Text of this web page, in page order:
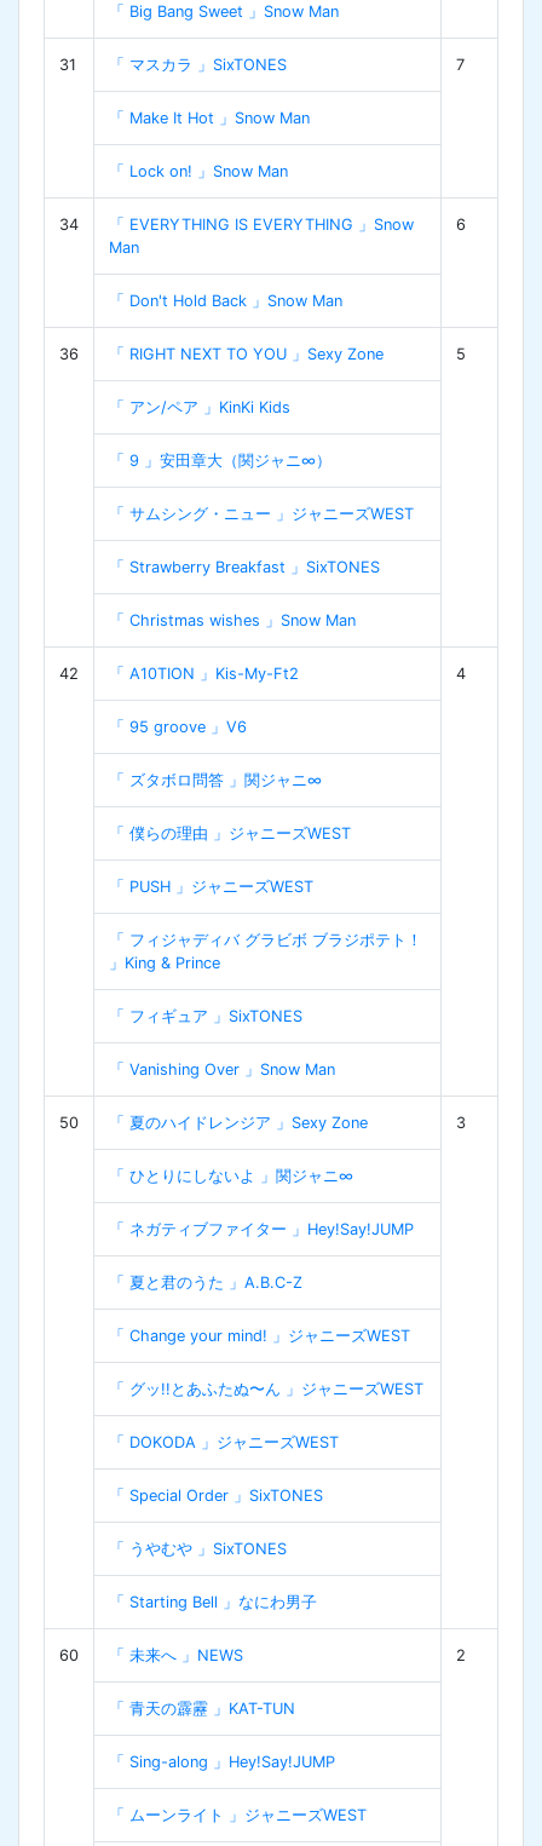
「 Big Bang Sweet 」Snow Man
31 「 マスカラ 」SixTONES 7
「 Make It Hot 」Snow Man
「 Lock on! 」Snow Man
34
「 EVERYTHING IS EVERYTHING 」Snow
Man
6
「 Don't Hold Back 」Snow Man
36 「 RIGHT NEXT TO YOU 」Sexy Zone 5
「 アン/ペア 」KinKi Kids
「 9 」安田章大（関ジャニ∞）
「 サムシング・ニュー 」ジャニーズWEST
「 Strawberry Breakfast 」SixTONES
「 Christmas wishes 」Snow Man
42 「 A10TION 」Kis-My-Ft2 4
「 95 groove 」V6
「 ズタボロ問答 」関ジャニ∞
「 僕らの理由 」ジャニーズWEST
「 PUSH 」ジャニーズWEST
「 フィジャディバ グラビボ ブラジポテト！
」King & Prince
「 フィギュア 」SixTONES
「 Vanishing Over 」Snow Man
50 「 夏のハイドレンジア 」Sexy Zone 3
「 ひとりにしないよ 」関ジャニ∞
「 ネガティブファイター 」Hey!Say!JUMP
「 夏と君のうた 」A.B.C-Z
「 Change your mind! 」ジャニーズWEST
「 グッ!!とあふたぬ〜ん 」ジャニーズWEST
「 DOKODA 」ジャニーズWEST
「 Special Order 」SixTONES
「 うやむや 」SixTONES
「 Starting Bell 」なにわ男子
60 「 未来へ 」NEWS 2
「 青天の霹靂 」KAT-TUN
「 Sing-along 」Hey!Say!JUMP
「 ムーンライト 」ジャニーズWEST